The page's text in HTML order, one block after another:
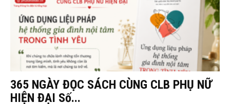
365 NGÀY ĐỌC SÁCH CÙNG CLB PHỤ NỮ
HIỆN ĐẠI Số...